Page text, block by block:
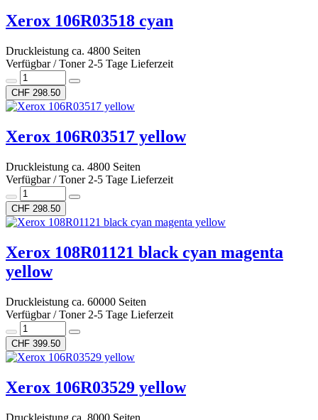
Xerox 106R03518 cyan
Druckleistung ca. 4800 Seiten
Verfügbar / Toner 2-5 Tage Lieferzeit
CHF 298.50
Xerox 106R03517 yellow
Druckleistung ca. 4800 Seiten
Verfügbar / Toner 2-5 Tage Lieferzeit
CHF 298.50
Xerox 108R01121 black cyan magenta
yellow
Druckleistung ca. 60000 Seiten
Verfügbar / Toner 2-5 Tage Lieferzeit
CHF 399.50
Xerox 106R03529 yellow
Druckleistung ca. 8000 Seiten